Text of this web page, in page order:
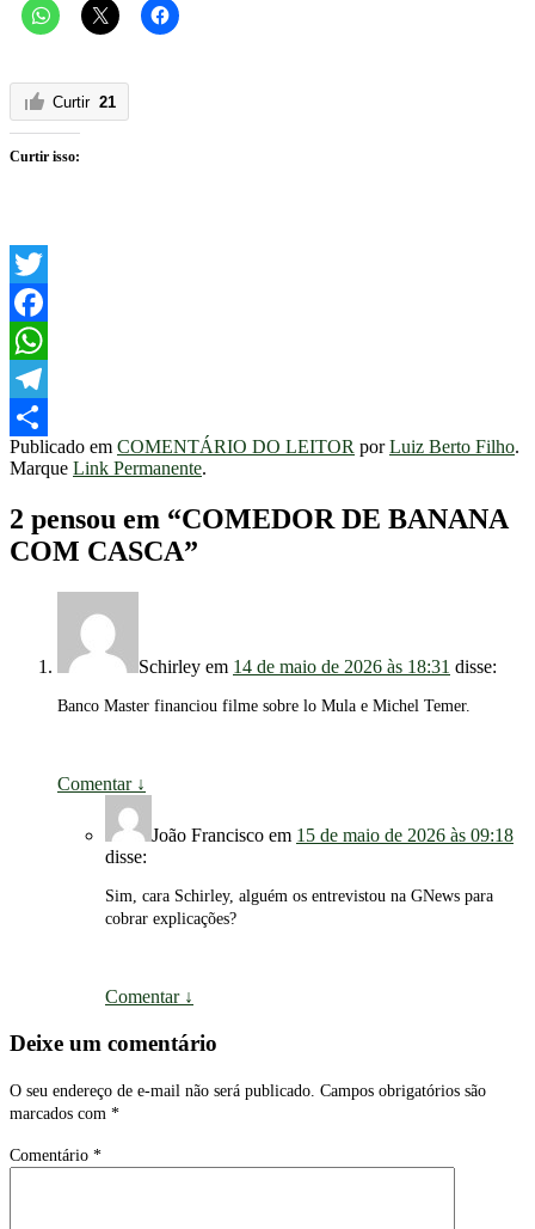
Curtir 21
Curtir isso:
Twitter
Facebook
WhatsApp
Telegram
Share
Publicado em COMENTÁRIO DO LEITOR porLuiz Berto Filho.
Marque Link Permanente.
2 pensou em “COMEDOR DE BANANA
COM CASCA”
Schirley em 14 de maio de 2026 às 18:31 disse:
Banco Master financiou filme sobre lo Mula e Michel Temer.
Comentar ↓
João Francisco em 15 de maio de 2026 às 09:18
disse:
Sim, cara Schirley, alguém os entrevistou na GNews para
cobrar explicações?
Comentar ↓
Deixe um comentário
O seu endereço de e-mail não será publicado. Campos obrigatórios são
marcados com *
Comentário *